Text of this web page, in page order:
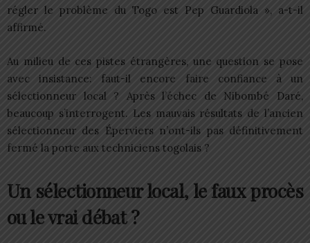
régler le problème du Togo est Pep Guardiola », a-t-il
affirmé.
Au milieu de ces pistes étrangères, une question se pose
avec insistance: faut-il encore faire confiance à un
sélectionneur local ? Après l’échec de Nibombé Daré,
beaucoup s’interrogent. Les mauvais résultats de l’ancien
sélectionneur des Éperviers n’ont-ils pas définitivement
fermé la porte aux techniciens togolais ?
Un sélectionneur local, le faux procès
ou le vrai débat ?